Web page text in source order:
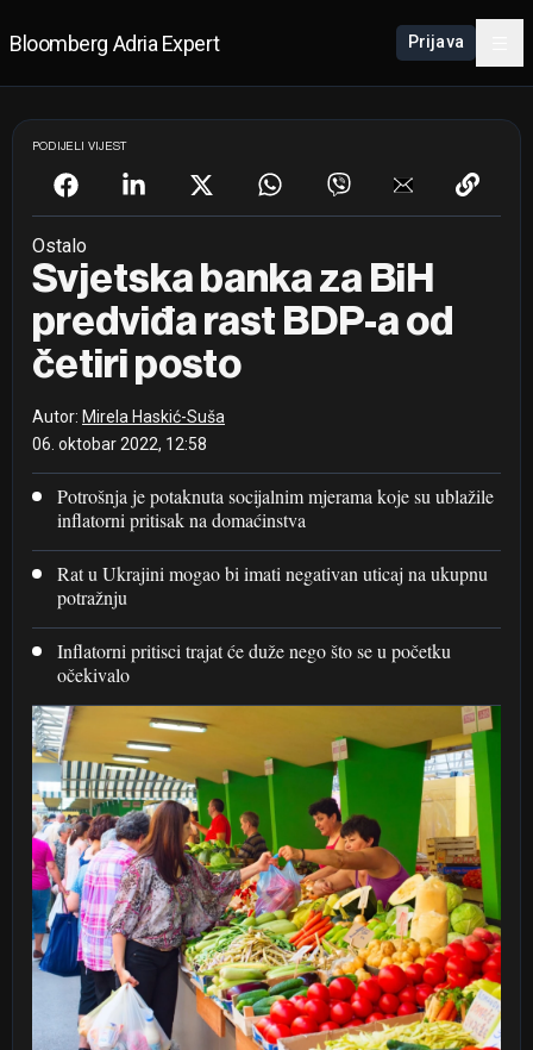
Bloomberg Adria Expert Prijava
PODIJELI VIJEST
Ostalo
Svjetska banka za BiH
predviđa rast BDP-a od
četiri posto
Autor: Mirela Haskić-Suša
06. oktobar 2022, 12:58
Potrošnja je potaknuta socijalnim mjerama koje su ublažile
inflatorni pritisak na domaćinstva
Rat u Ukrajini mogao bi imati negativan uticaj na ukupnu
potražnju
Inflatorni pritisci trajat će duže nego što se u početku
očekivalo